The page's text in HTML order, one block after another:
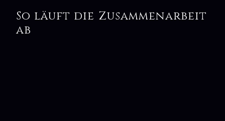
So läuft die Zusammenarbeit
ab